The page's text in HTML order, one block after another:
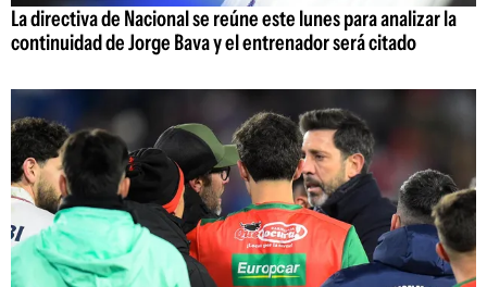
La directiva de Nacional se reúne este lunes para analizar la
continuidad de Jorge Bava y el entrenador será citado